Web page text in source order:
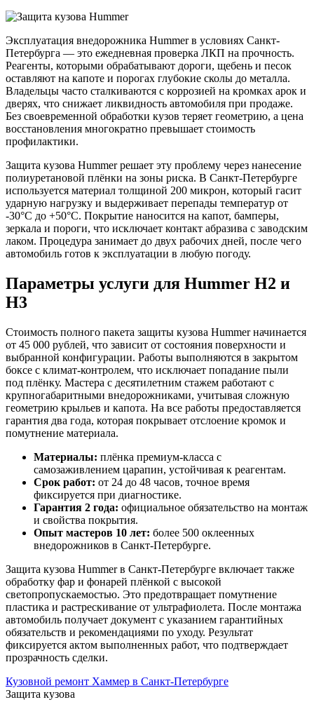
Эксплуатация внедорожника Hummer в условиях Санкт-
Петербурга — это ежедневная проверка ЛКП на прочность.
Реагенты, которыми обрабатывают дороги, щебень и песок
оставляют на капоте и порогах глубокие сколы до металла.
Владельцы часто сталкиваются с коррозией на кромках арок и
дверях, что снижает ликвидность автомобиля при продаже.
Без своевременной обработки кузов теряет геометрию, а цена
восстановления многократно превышает стоимость
профилактики.
Защита кузова Hummer решает эту проблему через нанесение
полиуретановой плёнки на зоны риска. В Санкт-Петербурге
используется материал толщиной 200 микрон, который гасит
ударную нагрузку и выдерживает перепады температур от
-30°C до +50°C. Покрытие наносится на капот, бамперы,
зеркала и пороги, что исключает контакт абразива с заводским
лаком. Процедура занимает до двух рабочих дней, после чего
автомобиль готов к эксплуатации в любую погоду.
Параметры услуги для Hummer H2 и
H3
Стоимость полного пакета защиты кузова Hummer начинается
от 45 000 рублей, что зависит от состояния поверхности и
выбранной конфигурации. Работы выполняются в закрытом
боксе с климат-контролем, что исключает попадание пыли
под плёнку. Мастера с десятилетним стажем работают с
крупногабаритными внедорожниками, учитывая сложную
геометрию крыльев и капота. На все работы предоставляется
гарантия два года, которая покрывает отслоение кромок и
помутнение материала.
Материалы: плёнка премиум-класса с
самозаживлением царапин, устойчивая к реагентам.
Срок работ: от 24 до 48 часов, точное время
фиксируется при диагностике.
Гарантия 2 года: официальное обязательство на монтаж
и свойства покрытия.
Опыт мастеров 10 лет: более 500 оклеенных
внедорожников в Санкт-Петербурге.
Защита кузова Hummer в Санкт-Петербурге включает также
обработку фар и фонарей плёнкой с высокой
светопропускаемостью. Это предотвращает помутнение
пластика и растрескивание от ультрафиолета. После монтажа
автомобиль получает документ с указанием гарантийных
обязательств и рекомендациями по уходу. Результат
фиксируется актом выполненных работ, что подтверждает
прозрачность сделки.
Кузовной ремонт Хаммер в Санкт-Петербурге
Защита кузова